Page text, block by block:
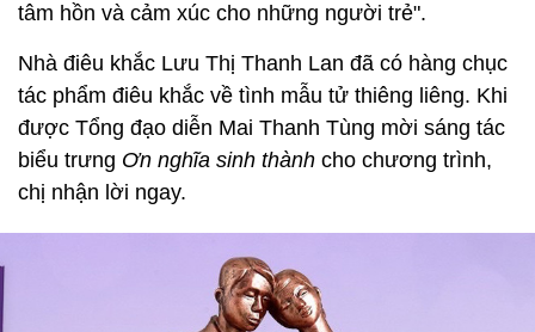
tâm hồn và cảm xúc cho những người trẻ".
Nhà điêu khắc Lưu Thị Thanh Lan đã có hàng chục
tác phẩm điêu khắc về tình mẫu tử thiêng liêng. Khi
được Tổng đạo diễn Mai Thanh Tùng mời sáng tác
biểu trưng Ơn nghĩa sinh thành cho chương trình,
chị nhận lời ngay.